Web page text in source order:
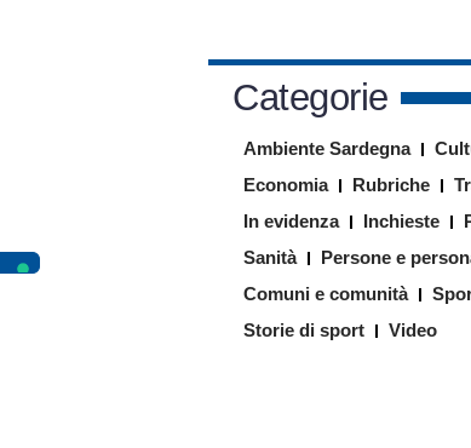
Categorie
Ambiente Sardegna
Economia
Rubriche
In evidenza
Inchieste
Sanità
Persone e
Comuni e comunità
Storie di sport
Video